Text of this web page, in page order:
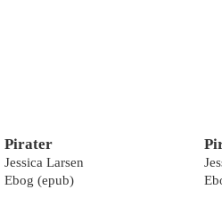
Pirater
Jessica Larsen
Ebog (epub)